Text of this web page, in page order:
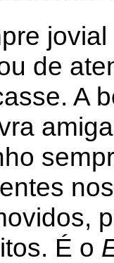
de
A
É o